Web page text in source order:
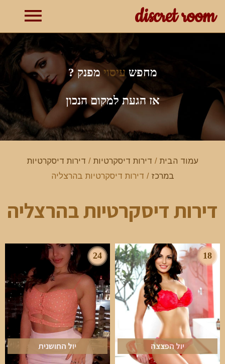
discret room
מחפש עיסוי מפנק ?
אז הגעת למקום הנכון
עמוד הבית / דירות דיסקרטיות / דירות דיסקרטיות
במרכז / דירות דיסקרטיות בהרצליה
דירות דיסקרטיות בהרצליה
18
יול הפצצה
24
יול החושנית